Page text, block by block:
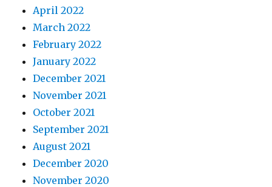
April 2022
March 2022
February 2022
January 2022
December 2021
November 2021
October 2021
September 2021
August 2021
December 2020
November 2020